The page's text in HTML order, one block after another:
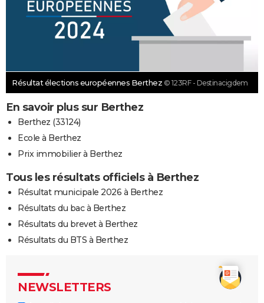
Résultat élections européennes Berthez © 123RF - Destinacigdem
En savoir plus sur Berthez
Berthez (33124)
Ecole à Berthez
Prix immobilier à Berthez
Tous les résultats officiels à Berthez
Résultat municipale 2026 à Berthez
Résultats du bac à Berthez
Résultats du brevet à Berthez
Résultats du BTS à Berthez
NEWSLETTERS